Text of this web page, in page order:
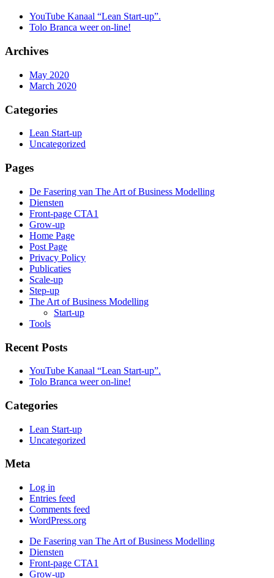
YouTube Kanaal “Lean Start-up”.
Tolo Branca weer on-line!
Archives
May 2020
March 2020
Categories
Lean Start-up
Uncategorized
Pages
De Fasering van The Art of Business Modelling
Diensten
Front-page CTA1
Grow-up
Home Page
Post Page
Privacy Policy
Publicaties
Scale-up
Step-up
The Art of Business Modelling
Start-up
Tools
Recent Posts
YouTube Kanaal “Lean Start-up”.
Tolo Branca weer on-line!
Categories
Lean Start-up
Uncategorized
Meta
Log in
Entries feed
Comments feed
WordPress.org
De Fasering van The Art of Business Modelling
Diensten
Front-page CTA1
Grow-up